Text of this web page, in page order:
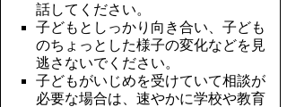
話してください。
子どもとしっかり向き合い、子ども
のちょっとした様子の変化などを見
逃さないでください。
子どもがいじめを受けていて相談が
必要な場合は、速やかに学校や教育